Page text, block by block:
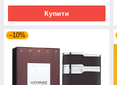
Купити
–10%